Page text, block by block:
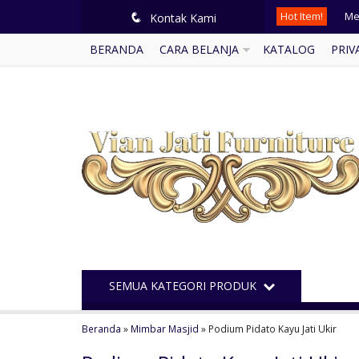
q Kontak Kami Hot Item!
BERANDA CARA BELANJA KATALOG
SEMUA KATEGORI PRODUK
Beranda » Mimbar Masjid » Podium Pidato Kayu Jati Ukir